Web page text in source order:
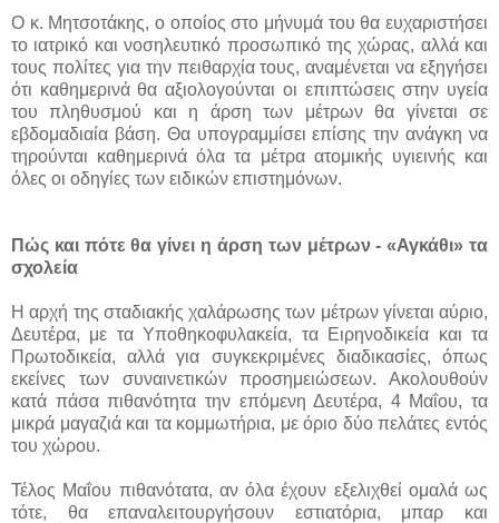
Ο κ. Μητσοτάκης, ο οποίος στο μήνυμά του θα ευχαριστήσει
το ιατρικό και νοσηλευτικό προσωπικό της χώρας, αλλά και
τους πολίτες για την πειθαρχία τους, αναμένεται να εξηγήσει
ότι καθημερινά θα αξιολογούνται οι επιπτώσεις στην υγεία
του πληθυσμού και η άρση των μέτρων θα γίνεται σε
εβδομαδιαία βάση. Θα υπογραμμίσει επίσης την ανάγκη να
τηρούνται καθημερινά όλα τα μέτρα ατομικής υγιεινής και
όλες οι οδηγίες των ειδικών επιστημόνων.
Πώς και πότε θα γίνει η άρση των μέτρων - «Αγκάθι» τα
σχολεία
Η αρχή της σταδιακής χαλάρωσης των μέτρων γίνεται αύριο,
Δευτέρα, με τα Υποθηκοφυλακεία, τα Ειρηνοδικεία και τα
Πρωτοδικεία, αλλά για συγκεκριμένες διαδικασίες, όπως
εκείνες των συναινετικών προσημειώσεων. Ακολουθούν
κατά πάσα πιθανότητα την επόμενη Δευτέρα, 4 Μαΐου, τα
μικρά μαγαζιά και τα κομμωτήρια, με όριο δύο πελάτες εντός
του χώρου.
Τέλος Μαΐου πιθανότατα, αν όλα έχουν εξελιχθεί ομαλά ως
τότε, θα επαναλειτουργήσουν εστιατόρια, μπαρ και